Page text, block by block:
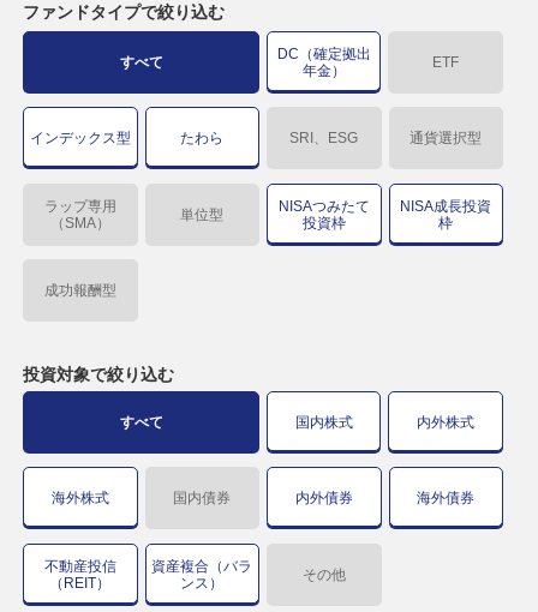
ファンドタイプで絞り込む
すべて
DC（確定拠出
年金）
ETF
インデックス型 たわら SRI、ESG 通貨選択型
ラップ専用
（SMA）
単位型
NISAつみたて
投資枠
NISA成長投資
枠
成功報酬型
投資対象で絞り込む
すべて 国内株式 内外株式
海外株式 国内債券 内外債券 海外債券
不動産投信
（REIT）
資産複合（バラ
ンス）
その他